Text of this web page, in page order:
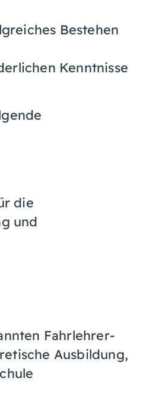
Bestehen
Kenntnisse
die
und
Fahrlehrer-
Ausbildung,